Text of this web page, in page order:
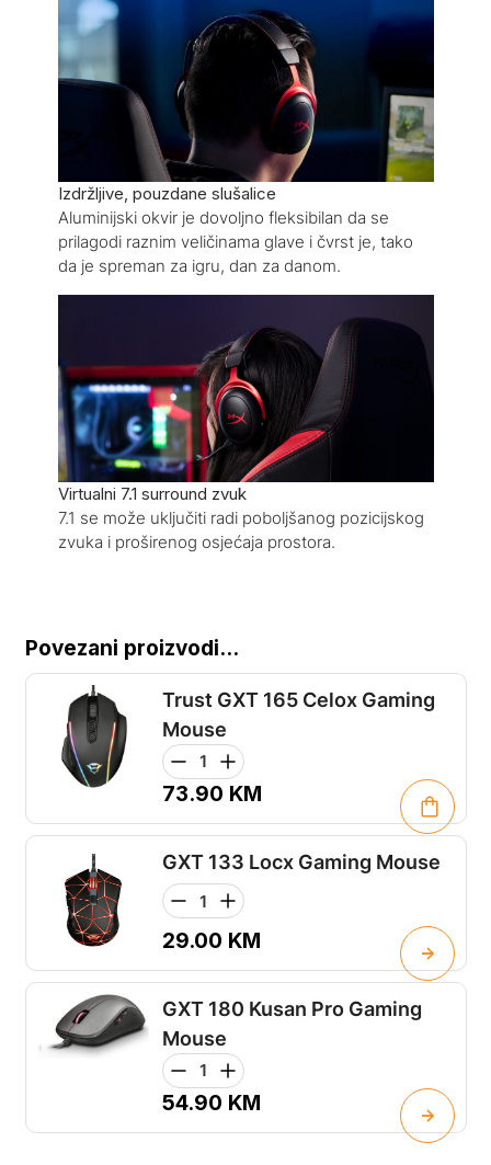
Izdržljive, pouzdane slušalice
Aluminijski okvir je dovoljno fleksibilan da se
prilagodi raznim veličinama glave i čvrst je, tako
da je spreman za igru, dan za danom.
Virtualni 7.1 surround zvuk
7.1 se može uključiti radi poboljšanog pozicijskog
zvuka i proširenog osjećaja prostora.
Povezani proizvodi...
Trust GXT 165 Celox Gaming
Mouse
73.90 KM
GXT 133 Locx Gaming Mouse
29.00 KM
GXT 180 Kusan Pro Gaming
Mouse
54.90 KM